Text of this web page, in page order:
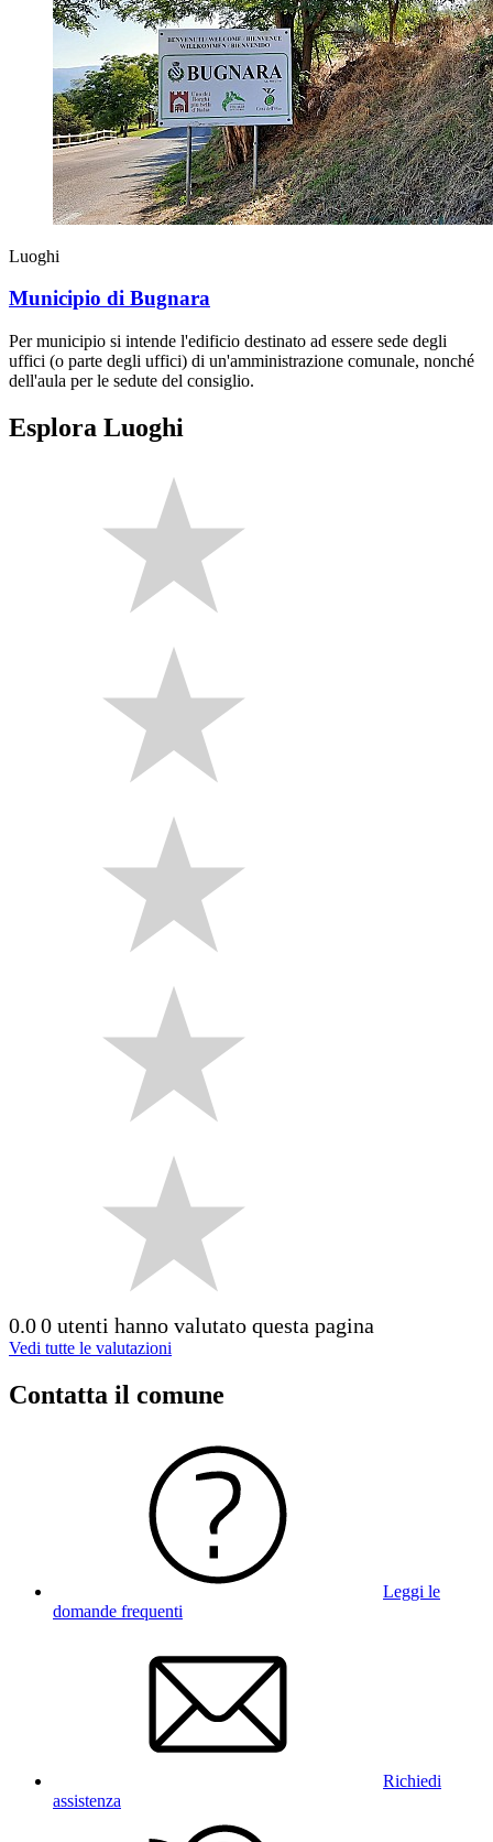
Luoghi
Municipio di Bugnara
Per municipio si intende l'edificio destinato ad essere sede degli
uffici (o parte degli uffici) di un'amministrazione comunale, nonché
dell'aula per le sedute del consiglio.
Esplora Luoghi
0.00 utenti hanno valutato questa pagina
Vedi tutte le valutazioni
Contatta il comune
Leggi le
domande frequenti
Richiedi
assistenza